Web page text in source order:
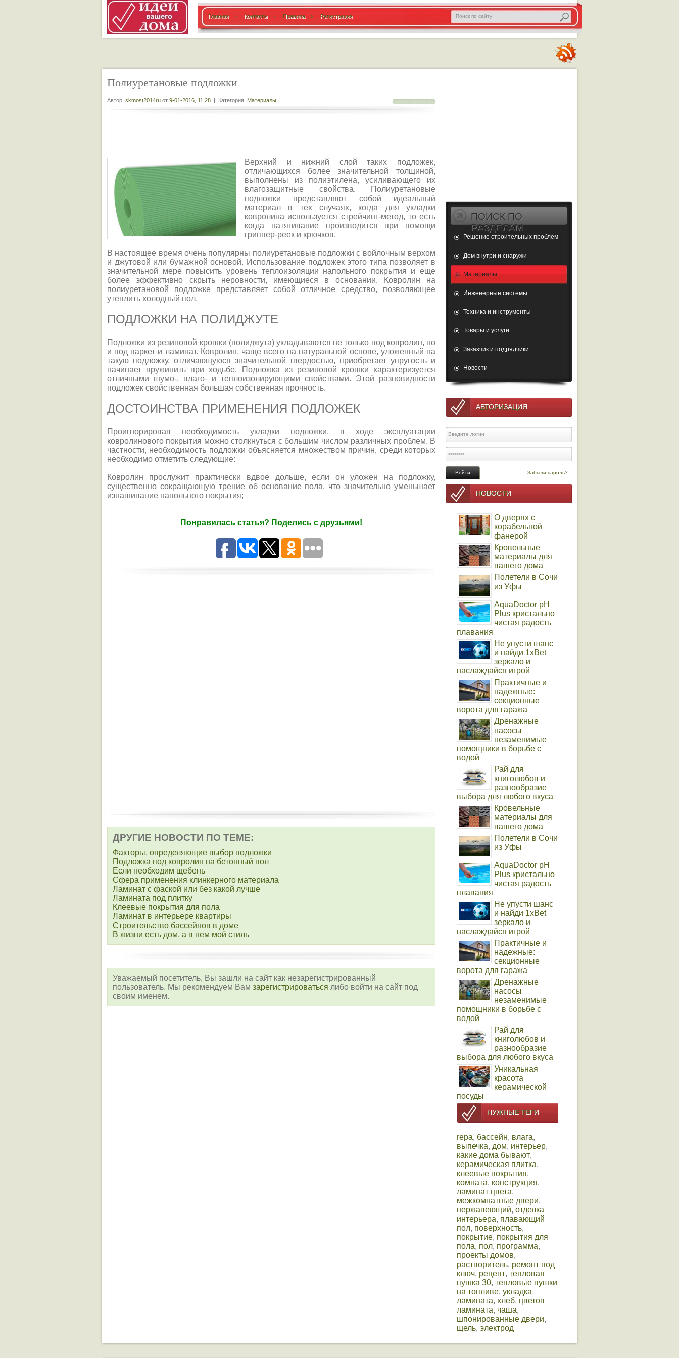
Главная Контакты Правила Регистрация
Полиуретановые подложки
Автор: skmost2014ru от 9-01-2016, 11:28 | Категория: Материалы
Верхний и нижний слой таких подложек,
отличающихся более значительной толщиной,
выполнены из полиэтилена, усиливающего их
влагозащитные свойства. Полиуретановые
подложки представляют собой идеальный
материал в тех случаях, когда для укладки
ковролина используется стрейчинг-метод, то есть
когда натягивание производится при помощи
гриппер-реек и крючков.
В настоящее время очень популярны полиуретановые подложки с войлочным верхом
и джутовой или бумажной основой. Использование подложек этого типа позволяет в
значительной мере повысить уровень теплоизоляции напольного покрытия и еще
более эффективно скрыть неровности, имеющиеся в основании. Ковролин на
полиуретановой подложке представляет собой отличное средство, позволяющее
утеплить холодный пол.
ПОДЛОЖКИ НА ПОЛИДЖУТЕ
Подложки из резиновой крошки (полиджута) укладываются не только под ковролин, но
и под паркет и ламинат. Ковролин, чаще всего на натуральной основе, уложенный на
такую подложку, отличающуюся значительной твердостью, приобретает упругость и
начинает пружинить при ходьбе. Подложка из резиновой крошки характеризуется
отличными шумо-, влаго- и теплоизолирующими свойствами. Этой разновидности
подложек свойственная большая собственная прочность.
ДОСТОИНСТВА ПРИМЕНЕНИЯ ПОДЛОЖЕК
Проигнорировав необходимость укладки подложки, в ходе эксплуатации
ковролинового покрытия можно столкнуться с большим числом различных проблем. В
частности, необходимость подложки объясняется множеством причин, среди которых
необходимо отметить следующие:
Ковролин прослужит практически вдвое дольше, если он уложен на подложку,
существенно сокращающую трение об основание пола, что значительно уменьшает
изнашивание напольного покрытия;
Понравилась статья? Поделись с друзьями!
ДРУГИЕ НОВОСТИ ПО ТЕМЕ:
Факторы, определяющие выбор подложки
Подложка под ковролин на бетонный пол
Если необходим щебень
Сфера применения клинкерного материала
Ламинат с фаской или без какой лучше
Ламината под плитку
Клеевые покрытия для пола
Ламинат в интерьере квартиры
Строительство бассейнов в доме
В жизни есть дом, а в нем мой стиль
Уважаемый посетитель, Вы зашли на сайт как незарегистрированный
пользователь. Мы рекомендуем Вам зарегистрироваться либо войти на сайт под
своим именем.
ПОИСК ПО
РАЗДЕЛАМ
Решение строительных проблем
Дом внутри и снаружи
Материалы
Инженерные системы
Техника и инструменты
Товары и услуги
Заказчик и подрядчики
Новости
АВТОРИЗАЦИЯ
Забыли пароль?
НОВОСТИ
О дверях с
корабельной
фанерой
Кровельные
материалы для
вашего дома
Полетели в Сочи
из Уфы
AquaDoctor pH
Plus кристально
чистая радость
плавания
Не упусти шанс
и найди 1xBet
зеркало и
наслаждайся игрой
Практичные и
надежные:
секционные
ворота для гаража
Дренажные
насосы
незаменимые
помощники в борьбе с
водой
Рай для
книголюбов и
разнообразие
выбора для любого вкуса
Кровельные
материалы для
вашего дома
Полетели в Сочи
из Уфы
AquaDoctor pH
Plus кристально
чистая радость
плавания
Не упусти шанс
и найди 1xBet
зеркало и
наслаждайся игрой
Практичные и
надежные:
секционные
ворота для гаража
Дренажные
насосы
незаменимые
помощники в борьбе с
водой
Рай для
книголюбов и
разнообразие
выбора для любого вкуса
Уникальная
красота
керамической
посуды
НУЖНЫЕ ТЕГИ
repa, бассейн, влага,
выпечка, дом, интерьер,
какие дома бывают,
керамическая плитка,
клеевые покрытия,
комната, конструкция,
ламинат цвета,
межкомнатные двери,
нержавеющий, отделка
интерьера, плавающий
пол, поверхность,
покрытие, покрытия для
пола, пол, программа,
проекты домов,
растворитель, ремонт под
ключ, рецепт, тепловая
пушка 30, тепловые пушки
на топливе, укладка
ламината, хлеб, цветов
ламината, чаша,
шпонированные двери,
щель, электрод